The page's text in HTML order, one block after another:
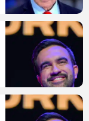
בעולם